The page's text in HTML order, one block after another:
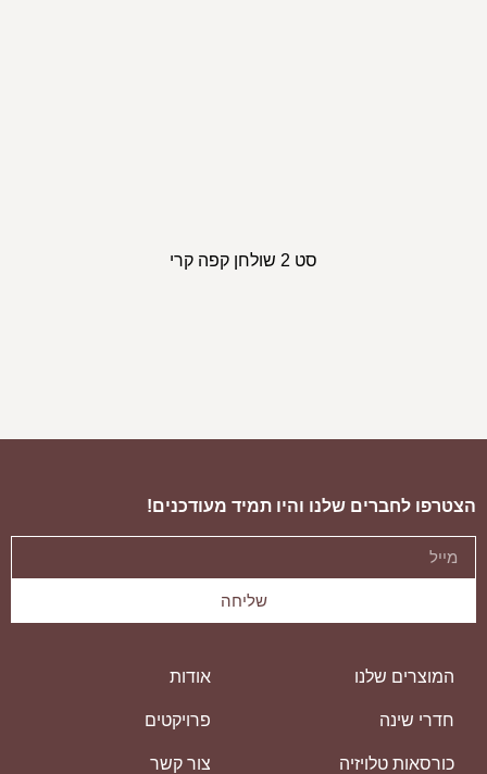
סט 2 שולחן קפה קרי
ספת פורטו
אודות
פרויקטים
צור קשר
המוצרים שלנו
חדרי שינה
כורסאות טלויזיה
הצטרפו לחברים שלנו והיו תמיד מעודכנים!
שליחה